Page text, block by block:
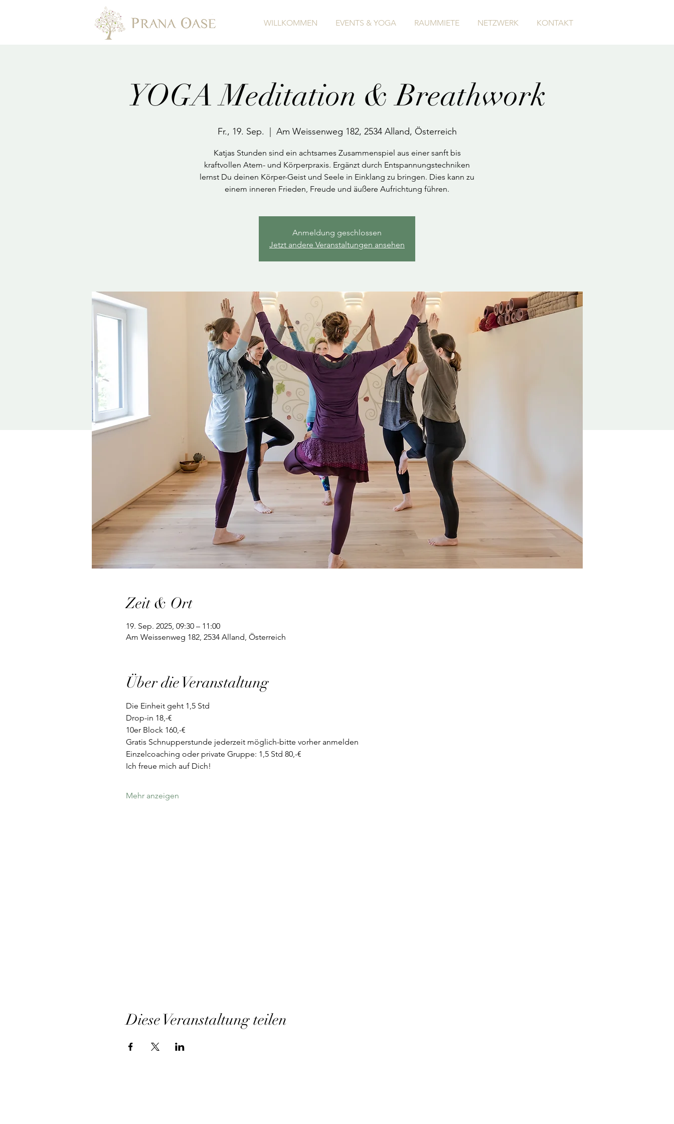
WILLKOMMEN EVENTS & YOGA RAUMMIETE NETZWERK KONTAKT
YOGA Meditation & Breathwork
Fr., 19. Sep. Am Weissenweg 182, 2534 Alland, Österreich
Katjas Stunden sind ein achtsames Zusammenspiel aus einer sanft bis
kraftvollen Atem- und Körperpraxis. Ergänzt durch Entspannungstechniken
lernst Du deinen Körper-Geist und Seele in Einklang zu bringen. Dies kann zu
einem inneren Frieden, Freude und äußere Aufrichtung führen.
Anmeldung geschlossen
Jetzt andere Veranstaltungen ansehen
Zeit & Ort
19. Sep. 2025, 09:30 – 11:00
Am Weissenweg 182, 2534 Alland, Österreich
Über die Veranstaltung
Die Einheit geht 1,5 Std
Drop-in 18,-€
10er Block 160,-€
Gratis Schnupperstunde jederzeit möglich-bitte vorher anmelden
Einzelcoaching oder private Gruppe: 1,5 Std 80,-€
Ich freue mich auf Dich!
Mehr anzeigen
Diese Veranstaltung teilen